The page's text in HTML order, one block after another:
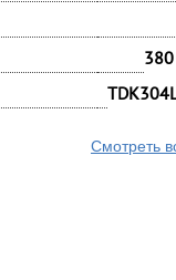
Смотреть